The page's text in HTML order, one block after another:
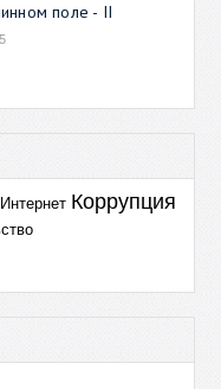
поле - II
Интернет Коррупция